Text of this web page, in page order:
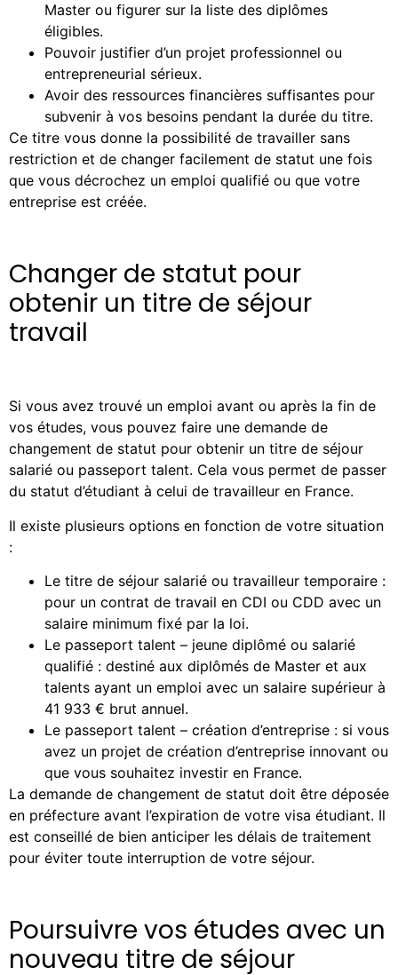
Master ou figurer sur la liste des diplômes
éligibles.
Pouvoir justifier d’un projet professionnel ou
entrepreneurial sérieux.
Avoir des ressources financières suffisantes pour
subvenir à vos besoins pendant la durée du titre.
Ce titre vous donne la possibilité de travailler sans
restriction et de changer facilement de statut une fois
que vous décrochez un emploi qualifié ou que votre
entreprise est créée.
Changer de statut pour
obtenir un titre de séjour
travail
Si vous avez trouvé un emploi avant ou après la fin de
vos études, vous pouvez faire une demande de
changement de statut pour obtenir un titre de séjour
salarié ou passeport talent. Cela vous permet de passer
du statut d’étudiant à celui de travailleur en France.
Il existe plusieurs options en fonction de votre situation
:
Le titre de séjour salarié ou travailleur temporaire :
pour un contrat de travail en CDI ou CDD avec un
salaire minimum fixé par la loi.
Le passeport talent – jeune diplômé ou salarié
qualifié : destiné aux diplômés de Master et aux
talents ayant un emploi avec un salaire supérieur à
41 933 € brut annuel.
Le passeport talent – création d’entreprise : si vous
avez un projet de création d’entreprise innovant ou
que vous souhaitez investir en France.
La demande de changement de statut doit être déposée
en préfecture avant l’expiration de votre visa étudiant. Il
est conseillé de bien anticiper les délais de traitement
pour éviter toute interruption de votre séjour.
Poursuivre vos études avec un
nouveau titre de séjour